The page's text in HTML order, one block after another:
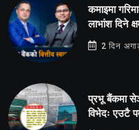
कमाइमा
लाभांश दिने
2 दिन
प्रभू बैंकमा
विभेदः एउटै